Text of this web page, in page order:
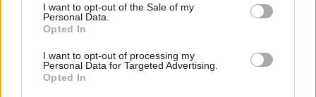
I want to opt-out of the Sale of my
Personal Data.
Opted In
I want to opt-out of processing my
Personal Data for Targeted Advertising.
Opted In
“L’eclipsi serà una oportunitat també
per a gaudir de les Festes Majors